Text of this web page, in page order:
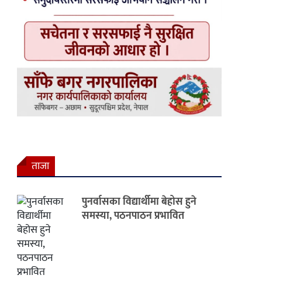
ताजा
पुनर्वासका विद्यार्थीमा बेहोस हुने
समस्या, पठनपाठन प्रभावित